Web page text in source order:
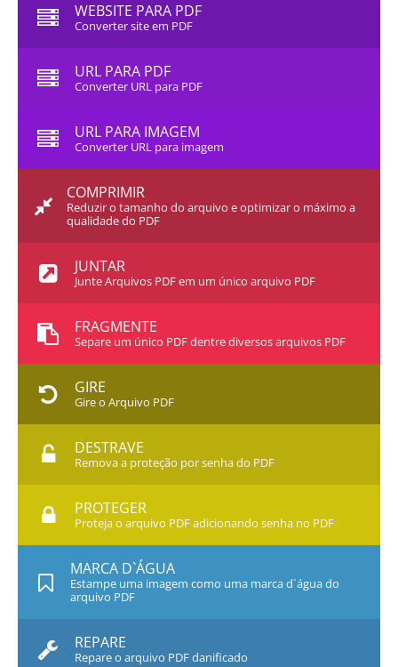
WEBSITE PARA PDF
Converter site em PDF
URL PARA PDF
Converter URL para PDF
URL PARA IMAGEM
Converter URL para imagem
COMPRIMIR
Reduzir o tamanho do arquivo e optimizar o máximo a
qualidade do PDF
JUNTAR
Junte Arquivos PDF em um único arquivo PDF
FRAGMENTE
Separe um único PDF dentre diversos arquivos PDF
GIRE
Gire o Arquivo PDF
DESTRAVE
Remova a proteção por senha do PDF
PROTEGER
Proteja o arquivo PDF adicionando senha no PDF
MARCA D`ÁGUA
Estampe uma imagem como uma marca d`água do
arquivo PDF
REPARE
Repare o arquivo PDF danificado